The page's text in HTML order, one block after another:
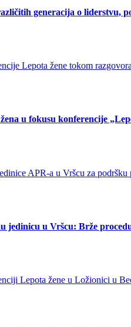
generacija o liderstvu,
u fokusu konferencije
jedinicu u Vršcu: Brže